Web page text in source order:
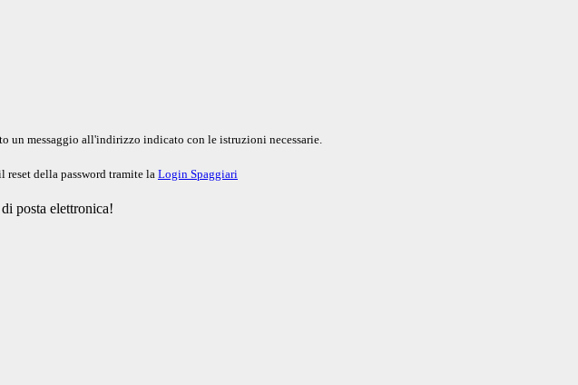
un messaggio all'indirizzo indicato con le istruzioni necessarie.
reset della password tramite la Login Spaggiari
posta elettronica!